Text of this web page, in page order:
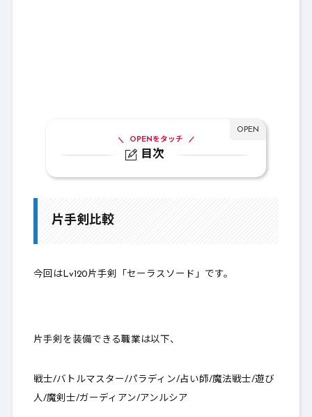
目次
OPENをタッチ
1-2. Lv118：妖精の剣
片手剣比較
今回はLv120片手剣「 セーラスソード 」です。
片手剣を装備できる職業は以下、
戦士/バトルマスター/パラディン/占い師/魔法戦士/遊び
人/魔剣士/ガーディアン/アンルシア